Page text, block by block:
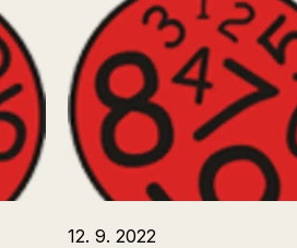
12. 9. 2022